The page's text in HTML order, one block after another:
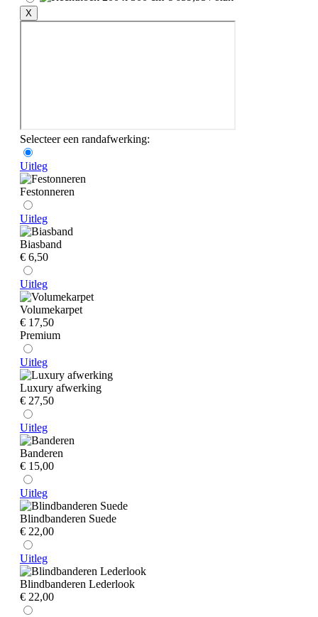
X
Selecteer een randafwerking:
Uitleg
Festonneren
Uitleg
Biasband
€ 6,50
Uitleg
Volumekarpet
€ 17,50
Premium
Uitleg
Luxury afwerking
€ 27,50
Uitleg
Banderen
€ 15,00
Uitleg
Blindbanderen Suede
€ 22,00
Uitleg
Blindbanderen Lederlook
€ 22,00